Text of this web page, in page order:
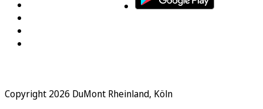
Copyright 2026 DuMont Rheinland, Köln